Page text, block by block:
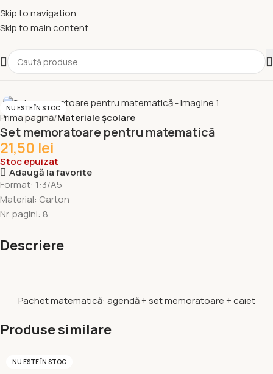
Skip to navigation
Skip to main content
NU ESTE ÎN STOC
Prima pagină Materiale școlare
Set memoratoare pentru matematică
21,50 lei
Stoc epuizat
Adaugă la favorite
Format: 1:3/A5
Material: Carton
Nr. pagini: 8
Descriere
Pachet matematică: agendă + set memoratoare + caiet
Produse similare
NU ESTE ÎN STOC